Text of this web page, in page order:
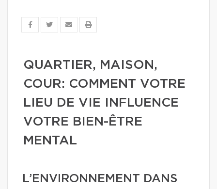
QUARTIER, MAISON,
COUR: COMMENT VOTRE
LIEU DE VIE INFLUENCE
VOTRE BIEN-ÊTRE
MENTAL
L’ENVIRONNEMENT DANS